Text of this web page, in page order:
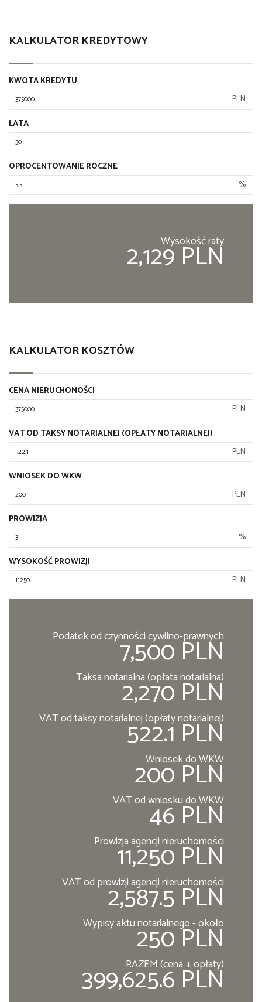
KALKULATOR KREDYTOWY
KWOTA KREDYTU
PLN
LATA
OPROCENTOWANIE ROCZNE
%
Wysokość raty
2,129 PLN
KALKULATOR KOSZTÓW
CENA NIERUCHOMOŚCI
PLN
VAT OD TAKSY NOTARIALNEJ (OPŁATY NOTARIALNEJ)
PLN
WNIOSEK DO WKW
PLN
PROWIZJA
%
WYSOKOŚĆ PROWIZJI
PLN
Podatek od czynności cywilno-prawnych
7,500 PLN
Taksa notarialna (opłata notarialna)
2,270 PLN
VAT od taksy notarialnej (opłaty notarialnej)
522.1 PLN
Wniosek do WKW
200 PLN
VAT od wniosku do WKW
46 PLN
Prowizja agencji nieruchomości
11,250 PLN
VAT od prowizji agencji nieruchomości
2,587.5 PLN
Wypisy aktu notarialnego - około
250 PLN
RAZEM (cena + opłaty)
399,625.6 PLN